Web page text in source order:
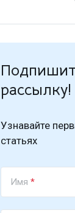
рассылку!
Узнавайте
статьях
Имя *